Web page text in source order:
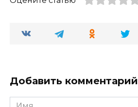
Добавить комментарий
Имя